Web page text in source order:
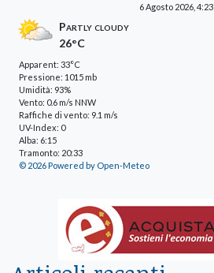
6 Agosto 2026, 4:23
Partly cloudy
26°C
Apparent: 33°C
Pressione: 1015 mb
Umidità: 93%
Vento: 0.6 m/s NNW
Raffiche di vento: 9.1 m/s
UV-Index: 0
Alba: 6:15
Tramonto: 20:33
© 2026 Powered by Open-Meteo